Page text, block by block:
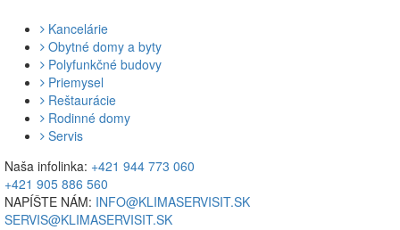
Kancelárie
Obytné domy a byty
Polyfunkčné budovy
Priemysel
Reštaurácie
Rodinné domy
Servis
Naša infolinka: +421 944 773 060
+421 905 886 560
NAPÍŠTE NÁM: INFO@KLIMASERVISIT.SK
SERVIS@KLIMASERVISIT.SK